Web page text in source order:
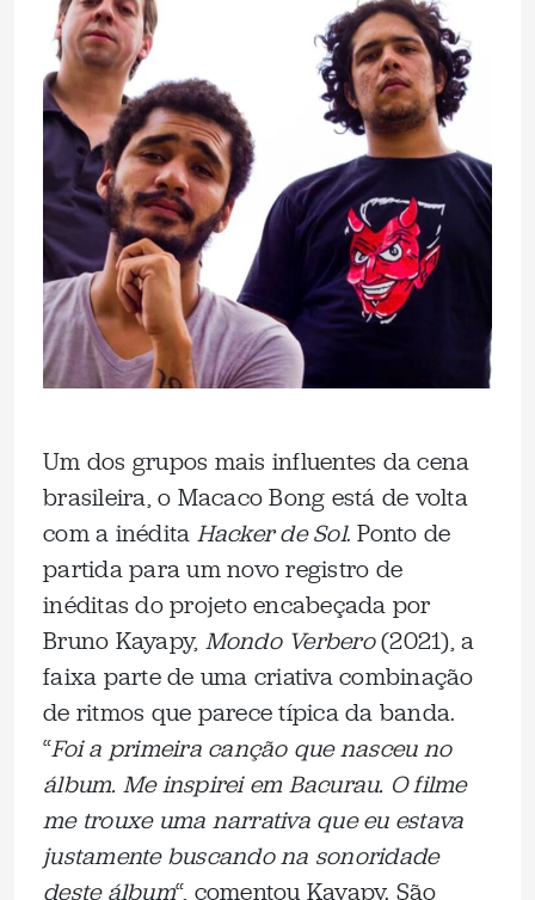
Um dos grupos mais influentes da cena
brasileira, o Macaco Bong está de volta
com a inédita Hacker de Sol. Ponto de
partida para um novo registro de
inéditas do projeto encabeçada por
Bruno Kayapy, Mondo Verbero(2021), a
faixa parte de uma criativa combinação
de ritmos que parece típica da banda.
“Foi a primeira canção que nasceu no
álbum. Me inspirei em Bacurau. O filme
me trouxe uma narrativa que eu estava
justamente buscando na sonoridade
deste álbum“, comentou Kayapy. São